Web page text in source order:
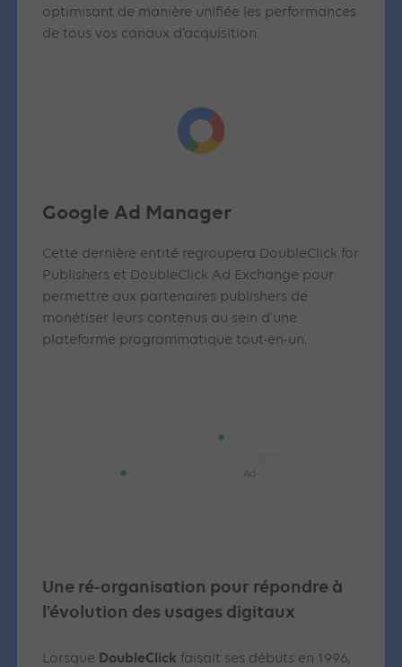
optimisant de manière unifiée les performances
de tous vos canaux d’acquisition.
Google Ad Manager
Cette dernière entité regroupera DoubleClick for
Publishers et DoubleClick Ad Exchange pour
permettre aux partenaires publishers de
monétiser leurs contenus au sein d’une
plateforme programmatique tout-en-un.
Une ré-organisation pour répondre à
l’évolution des usages digitaux
Lorsque DoubleClick faisait ses débuts en 1996,